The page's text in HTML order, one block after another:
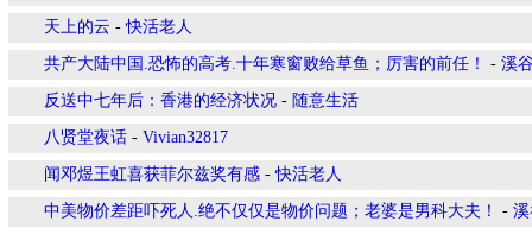
天上的云 -快活老人
共产大陆中国.恐怖的高考.十年寒窗败给草鱼；厉害的前任！ - 溪
反送中七年后：香港的经济状况 - 随意生活
八贤堂夜话 - Vivian32817
闻邓煜王虹喜获菲尔兹奖有感 -快活老人
中美物价差距吓死人.绝不仅仅是物价问题；老婆是男科大夫！ -